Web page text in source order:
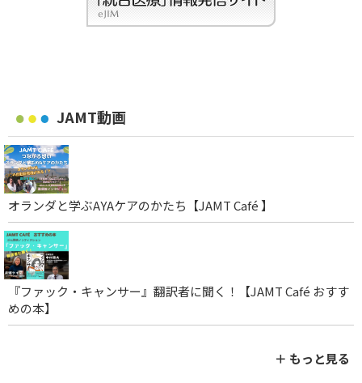
JAMT動画
オランダと学ぶAYAケアのかたち【JAMT Café 】
『ファック・キャンサー』翻訳者に聞く！【JAMT Café おすす
めの本】
＋ もっと見る